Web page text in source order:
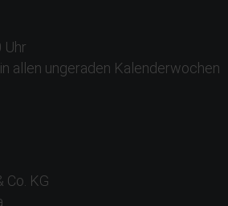
Uhr
allen ungeraden Kalenderwochen
Co. KG